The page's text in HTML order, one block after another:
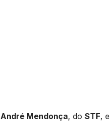
André Mendonça, do STF,